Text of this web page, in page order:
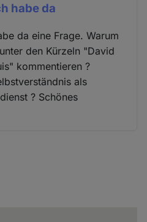
habe da
da eine Frage. Warum
den Kürzeln "David
kommentieren ?
als
? Schönes